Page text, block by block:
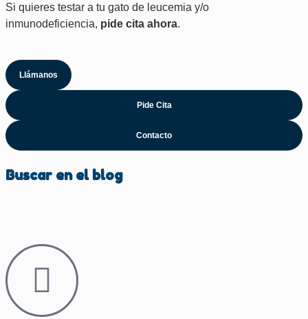
Si quieres testar a tu gato de leucemia y/o
inmunodeficiencia, pide cita ahora.
Llámanos
Pide Cita
Contacto
Buscar en el blog